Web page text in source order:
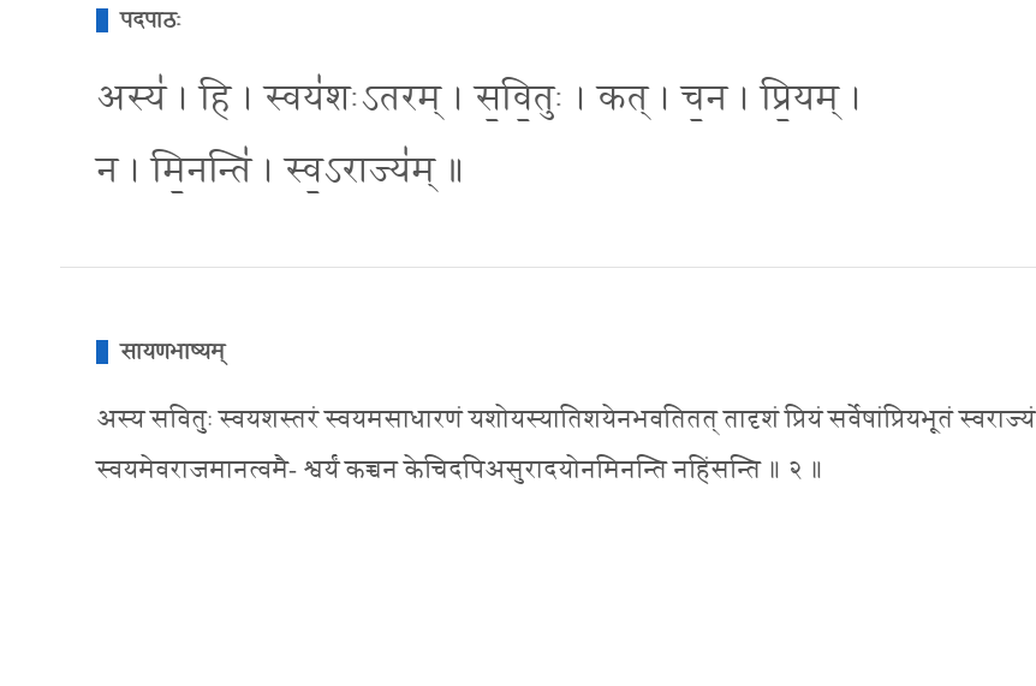
पदपाठः
अस्य॑ । हि । स्वय॑शःऽतरम् । स॒वि॒तुः । कत् । च॒न । प्रि॒यम् ।
न । मि॒नन्ति॑ । स्व॒ऽराज्य॑म् ॥
सायणभाष्यम्
अस्य सवितुः स्वयशस्तरं स्वयमसाधारणं यशोयस्यातिशयेनभवतितत् तादृशं प्रियं सर्वेषांप्रियभूतं स्वराज्यं
स्वयमेवराजमानत्वमै- श्वर्यं कच्चन केचिदपिअसुरादयोनमिनन्ति नहिंसन्ति ॥ २ ॥